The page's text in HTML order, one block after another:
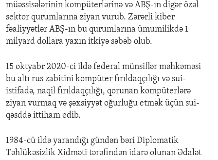
müəssisələrinin kompüterlərinə və ABŞ-ın digər özəl
sektor qurumlarına ziyan vurub. Zərərli kiber
fəaliyyətlər ABŞ-ın bu qurumlarına ümumilikdə 1
milyard dollara yaxın itkiyə səbəb olub.
15 oktyabr 2020-ci ildə federal münsiflər məhkəməsi
bu altı rus zabitini kompüter fırıldaqçılığı və sui-
istifadə, naqil fırıldaqçılığı, qorunan kompüterlərə
ziyan vurmaq və şəxsiyyət oğurluğu etmək üçün sui-
qəsddə ittiham edib.
1984-cü ildə yarandığı gündən bəri Diplomatik
Təhlükəsizlik Xidməti tərəfindən idarə olunan Ədalət